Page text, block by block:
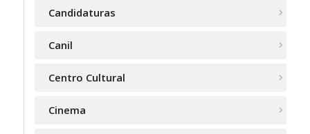
Candidaturas
Canil
Centro Cultural
Cinema